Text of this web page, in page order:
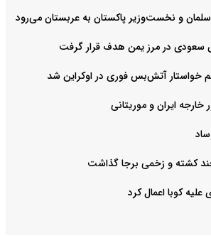
و نخست‌وزیر پاکستان به عربستان می‌رود
سعودی در مرز یمن هدف قرار گرفت
خواستار آتش‌بس فوری در اوکراین شد
خارجه ایران و موریتانی
کشته و زخمی برجا گذاشت
کوبا اعمال کرد